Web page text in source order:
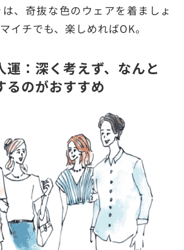
、奇抜な色のウェアを着ましょ
イチでも、楽しめればOK。
運：深く考えず、なんと
るのがおすすめ